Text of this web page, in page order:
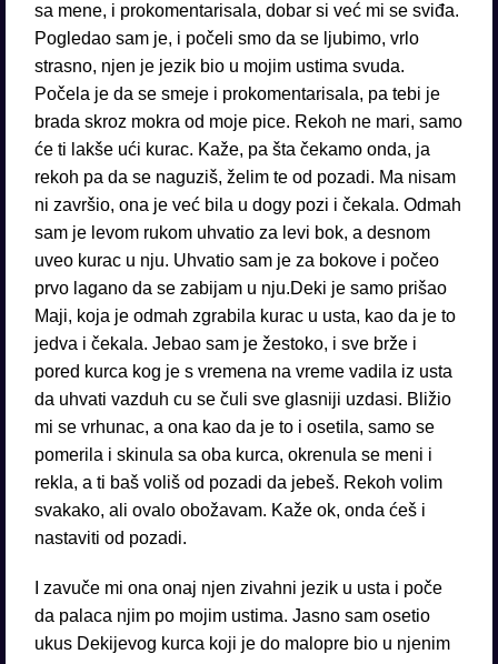
sa mene, i prokomentarisala, dobar si već mi se sviđa.
Pogledao sam je, i počeli smo da se ljubimo, vrlo
strasno, njen je jezik bio u mojim ustima svuda.
Počela je da se smeje i prokomentarisala, pa tebi je
brada skroz mokra od moje pice. Rekoh ne mari, samo
će ti lakše ući kurac. Kaže, pa šta čekamo onda, ja
rekoh pa da se naguziš, želim te od pozadi. Ma nisam
ni završio, ona je već bila u dogy pozi i čekala. Odmah
sam je levom rukom uhvatio za levi bok, a desnom
uveo kurac u nju. Uhvatio sam je za bokove i počeo
prvo lagano da se zabijam u nju.Deki je samo prišao
Maji, koja je odmah zgrabila kurac u usta, kao da je to
jedva i čekala. Jebao sam je žestoko, i sve brže i
pored kurca kog je s vremena na vreme vadila iz usta
da uhvati vazduh cu se čuli sve glasniji uzdasi. Bližio
mi se vrhunac, a ona kao da je to i osetila, samo se
pomerila i skinula sa oba kurca, okrenula se meni i
rekla, a ti baš voliš od pozadi da jebeš. Rekoh volim
svakako, ali ovalo obožavam. Kaže ok, onda ćeš i
nastaviti od pozadi.
I zavuče mi ona onaj njen zivahni jezik u usta i poče
da palaca njim po mojim ustima. Jasno sam osetio
ukus Dekijevog kurca koji je do malopre bio u njenim